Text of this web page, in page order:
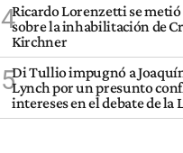
4Ricardo Lorenzetti se metió
sobre la inhabilitación de
Kirchner
5Di Tullio impugnó a
Lynch por un presunto
intereses en el debate de la